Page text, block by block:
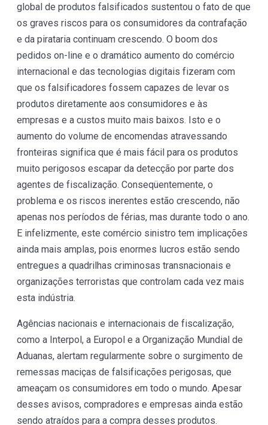
global de produtos falsificados sustentou o fato de que
os graves riscos para os consumidores da contrafação
e da pirataria continuam crescendo. O boom dos
pedidos on-line e o dramático aumento do comércio
internacional e das tecnologias digitais fizeram com
que os falsificadores fossem capazes de levar os
produtos diretamente aos consumidores e às
empresas e a custos muito mais baixos. Isto e o
aumento do volume de encomendas atravessando
fronteiras significa que é mais fácil para os produtos
muito perigosos escapar da detecção por parte dos
agentes de fiscalização. Conseqüentemente, o
problema e os riscos inerentes estão crescendo, não
apenas nos períodos de férias, mas durante todo o ano.
E infelizmente, este comércio sinistro tem implicações
ainda mais amplas, pois enormes lucros estão sendo
entregues a quadrilhas criminosas transnacionais e
organizações terroristas que controlam cada vez mais
esta indústria.
Agências nacionais e internacionais de fiscalização,
como a Interpol, a Europol e a Organização Mundial de
Aduanas, alertam regularmente sobre o surgimento de
remessas maciças de falsificações perigosas, que
ameaçam os consumidores em todo o mundo. Apesar
desses avisos, compradores e empresas ainda estão
sendo atraídos para a compra desses produtos.